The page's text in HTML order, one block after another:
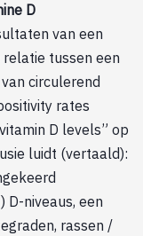
D
van een
tussen een
circulerend
rates
D levels” op
luidt (vertaald):
D-niveaus, een
rassen /